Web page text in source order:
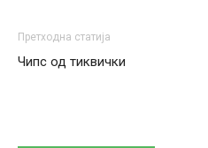
Претходна статија
Чипс од тиквички